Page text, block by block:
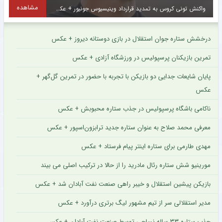
واکنش تونی کروس به تمدید قرارداد وینیسیوس جونیور + عکس مشاهده
درخشش ستاره جوان استقلال در بازی دوستانه دیروز + عکس
تمرین بازیکنان پرسپولیس در ورزشگاه آزادی + عکس
پایان شایعات جدایی دو بازیکن با تجربه با حضور در تمرین گل‌گهر +
عکس
ناکامی باشگاه پرسپولیس در جذب ستاره محبوبش + عکس
معرفی محمد صلاح به عنوان ستاره جدید ترابزون‌اسپور + عکس
مهدی طارمی برای ستاره اینتر پیام فرستاد + عکس
مورینیو شش ستاره رئال مادرید را از حالا در ترکیب اصلی می بیند
بازیکن پیشین استقلال و خیبر راهی صنعت نفت آبادان شد + عکس
مدیر استقلالی سر از تیم مشهور لیگ برتری درآورد + عکس